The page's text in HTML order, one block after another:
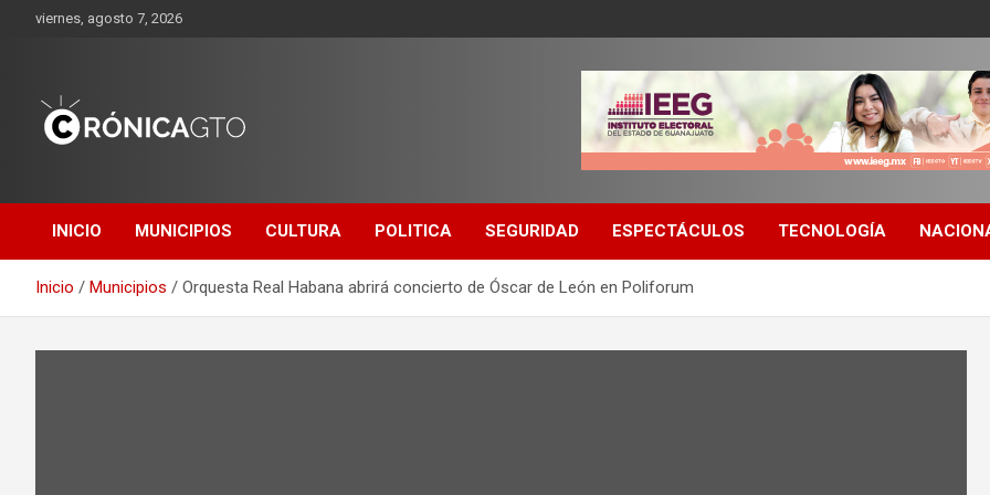
viernes, agosto 7, 2026
GUANAJUATO
INICIO MUNICIPIOS CULTURA POLITICA SEGURIDAD ESPECTÁCULOS TECNOLOGÍA
Inicio Municipios Orquesta Real Habana abrirá concierto de Óscar de León en Poliforum